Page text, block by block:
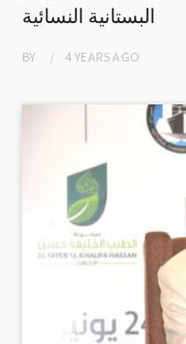
البستانية النسائية
BY 4 YEARSAGO